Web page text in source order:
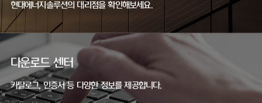
현대에너지솔루션의 대리점을 확인해보세요.
다운로드 센터
카탈로그, 인증서 등 다양한 정보를 제공합니다.